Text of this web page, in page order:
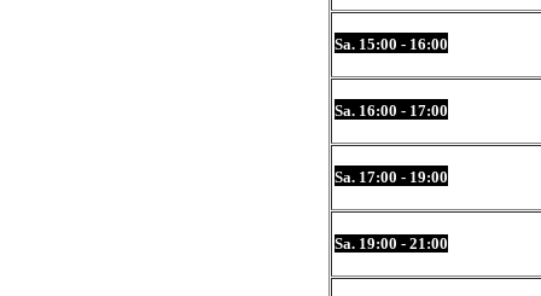
Sa. 15:00 - 16:00
Sa. 16:00 - 17:00
Sa. 17:00 - 19:00
Sa. 19:00 - 21:00